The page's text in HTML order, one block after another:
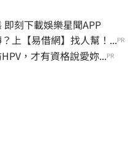
一手掌握明星動態 即刻下載娛樂星聞APP
上【易借網】找人幫！...PR
，才有資格說愛妳...PR